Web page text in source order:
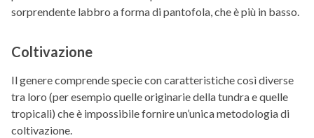
sorprendente labbro a forma di pantofola, che è più in basso.
Coltivazione
Il genere comprende specie con caratteristiche così diverse
tra loro (per esempio quelle originarie della tundra e quelle
tropicali) che è impossibile fornire un’unica metodologia di
coltivazione.